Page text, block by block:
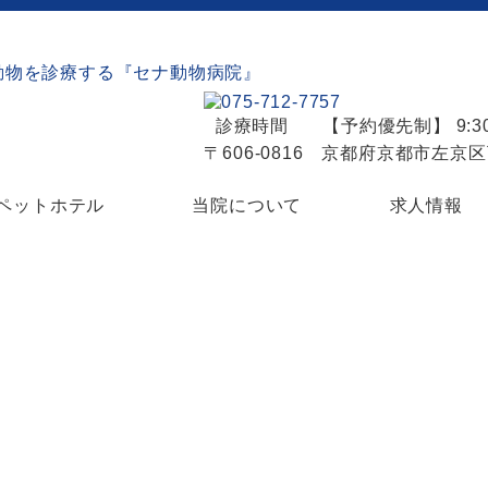
診療時間
【予約優先制】
〒606-0816 京都府京都市左京区
ットホテル 当院について 求人情報